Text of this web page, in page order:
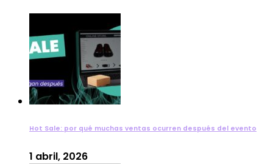
Hot Sale: por qué muchas ventas ocurren después del evento
1 abril, 2026